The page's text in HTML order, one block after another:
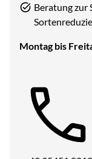
Beratung zur
Montag bis
Telefon: